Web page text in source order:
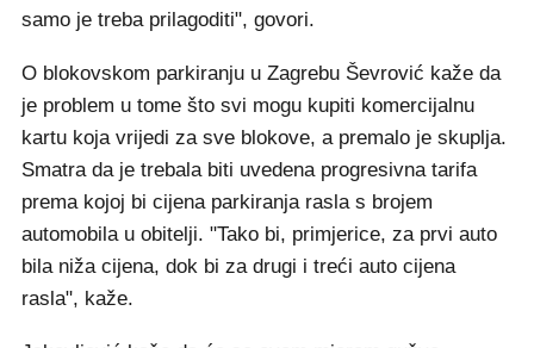
samo je treba prilagoditi", govori.
O blokovskom parkiranju u Zagrebu Ševrović kaže da
je problem u tome što svi mogu kupiti komercijalnu
kartu koja vrijedi za sve blokove, a premalo je skuplja.
Smatra da je trebala biti uvedena progresivna tarifa
prema kojoj bi cijena parkiranja rasla s brojem
automobila u obitelji. "Tako bi, primjerice, za prvi auto
bila niža cijena, dok bi za drugi i treći auto cijena
rasla", kaže.